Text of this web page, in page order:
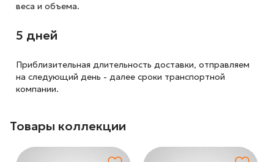
веса и объема.
5 дней
Приблизительная длительность доставки, отправляем
на следующий день - далее сроки транспортной
компании.
Товары коллекции